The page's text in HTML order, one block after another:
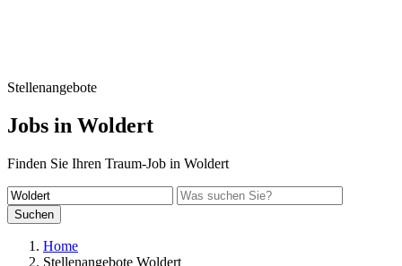
Stellenangebote
Jobs in Woldert
Finden Sie Ihren Traum-Job in Woldert
Suchen
Home
Stellenangebote Woldert